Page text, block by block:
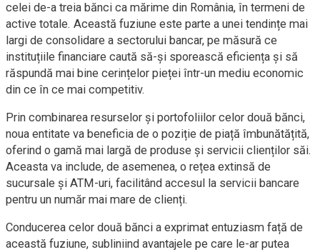
celei de-a treia bănci ca mărime din România, în termeni de
active totale. Această fuziune este parte a unei tendințe mai
largi de consolidare a sectorului bancar, pe măsură ce
instituțiile financiare caută să-și sporească eficiența și să
răspundă mai bine cerințelor pieței într-un mediu economic
din ce în ce mai competitiv.
Prin combinarea resurselor și portofoliilor celor două bănci,
noua entitate va beneficia de o poziție de piață îmbunătățită,
oferind o gamă mai largă de produse și servicii clienților săi.
Aceasta va include, de asemenea, o rețea extinsă de
sucursale și ATM-uri, facilitând accesul la servicii bancare
pentru un număr mai mare de clienți.
Conducerea celor două bănci a exprimat entuziasm față de
această fuziune, subliniind avantajele pe care le-ar putea